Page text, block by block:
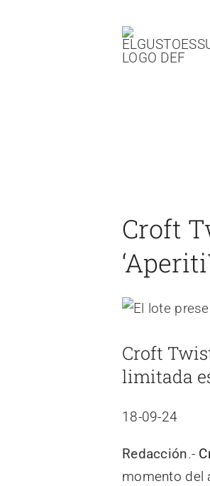
Croft
Ver
más
grande
Croft
limitada
18-09-24
Redacción.-
momento del